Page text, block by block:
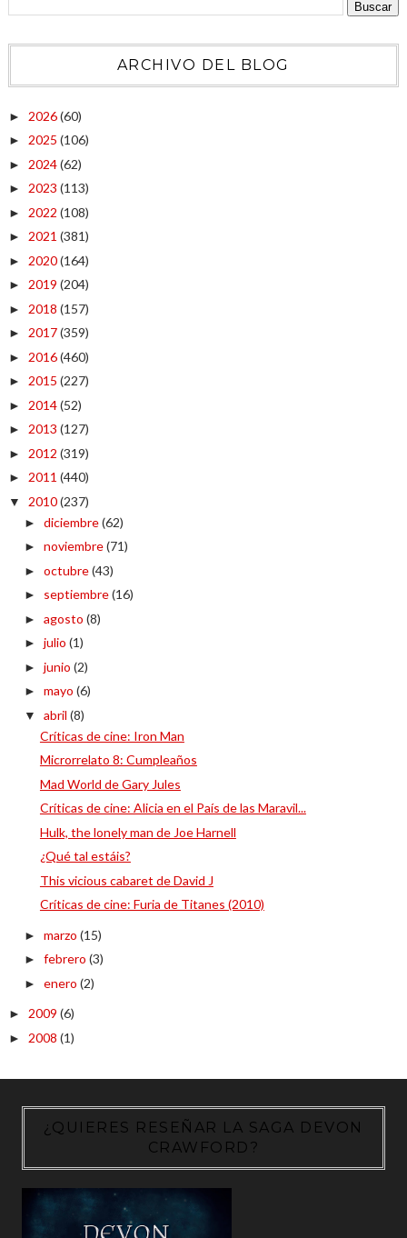
ARCHIVO DEL BLOG
► 2026(60)
► 2025 (106)
► 2024(62)
► 2023 (113)
► 2022 (108)
► 2021 (381)
► 2020(164)
► 2019 (204)
► 2018 (157)
► 2017(359)
► 2016(460)
► 2015 (227)
► 2014(52)
► 2013 (127)
► 2012 (319)
► 2011 (440)
▼ 2010(237)
► diciembre(62)
► noviembre(71)
► octubre(43)
► septiembre(16)
► agosto (8)
► julio (1)
► junio (2)
► mayo (6)
▼ abril (8)
Críticas de cine: Iron Man
Microrrelato 8: Cumpleaños
Mad World de Gary Jules
Críticas de cine: Alicia en el País de las Maravil...
Hulk, the lonely man de Joe Harnell
¿Qué tal estáis?
This vicious cabaret de David J
Críticas de cine: Furia de Titanes (2010)
► marzo (15)
► febrero (3)
► enero (2)
► 2009 (6)
► 2008 (1)
¿QUIERES RESEÑAR LA SAGA DEVON
CRAWFORD?